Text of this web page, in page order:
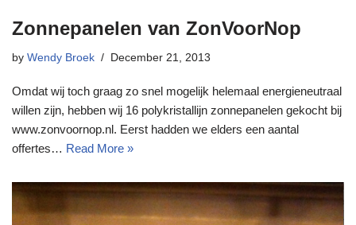
Zonnepanelen van ZonVoorNop
by Wendy Broek December 21, 2013
Omdat wij toch graag zo snel mogelijk helemaal energieneutraal
willen zijn, hebben wij 16 polykristallijn zonnepanelen gekocht bij
www.zonvoornop.nl. Eerst hadden we elders een aantal
offertes… Read More »